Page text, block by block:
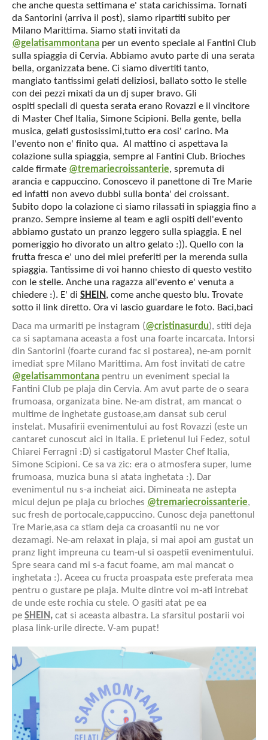
che anche questa settimana e' stata carichissima. Tornati
da Santorini (arriva il post), siamo ripartiti subito per
Milano Marittima. Siamo stati invitati da
@gelatisammontana per un evento speciale al Fantini Club
sulla spiaggia di Cervia. Abbiamo avuto parte di una serata
bella, organizzata bene. Ci siamo divertiti tanto,
mangiato tantissimi gelati deliziosi, ballato sotto le stelle
con dei pezzi mixati da un dj super bravo. Gli
ospiti speciali di questa serata erano Rovazzi e il vincitore
di Master Chef Italia, Simone Scipioni. Bella gente, bella
musica, gelati gustosissimi,tutto era cosi' carino. Ma
l'evento non e' finito qua. Al mattino ci aspettava la
colazione sulla spiaggia, sempre al Fantini Club. Brioches
calde firmate @tremariecroissanterie, spremuta di
arancia e cappuccino. Conoscevo il panettone di Tre Marie
ed infatti non avevo dubbi sulla bonta' dei croissant.
Subito dopo la colazione ci siamo rilassati in spiaggia fino a
pranzo. Sempre insieme al team e agli ospiti dell'evento
abbiamo gustato un pranzo leggero sulla spiaggia. E nel
pomeriggio ho divorato un altro gelato :)). Quello con la
frutta fresca e' uno dei miei preferiti per la merenda sulla
spiaggia. Tantissime di voi hanno chiesto di questo vestito
con le stelle. Anche una ragazza all'evento e' venuta a
chiedere :). E' di SHEIN, come anche questo blu. Trovate
sotto il link diretto. Ora vi lascio guardare le foto. Baci,baci
Daca ma urmariti pe instagram (@cristinasurdu), stiti deja
ca si saptamana aceasta a fost una foarte incarcata. Intorsi
din Santorini (foarte curand fac si postarea), ne-am pornit
imediat spre Milano Marittima. Am fost invitati de catre
@gelatisammontana pentru un eveniment special la
Fantini Club pe plaja din Cervia. Am avut parte de o seara
frumoasa, organizata bine. Ne-am distrat, am mancat o
multime de inghetate gustoase,am dansat sub cerul
instelat. Musafirii evenimentului au fost Rovazzi (este un
cantaret cunoscut aici in Italia. E prietenul lui Fedez, sotul
Chiarei Ferragni :D) si castigatorul Master Chef Italia,
Simone Scipioni. Ce sa va zic: era o atmosfera super, lume
frumoasa, muzica buna si atata inghetata :). Dar
evenimentul nu s-a incheiat aici. Dimineata ne astepta
micul dejun pe plaja cu brioches @tremariecroissanterie,
suc fresh de portocale,cappuccino. Cunosc deja panettonul
Tre Marie,asa ca stiam deja ca croasantii nu ne vor
dezamagi. Ne-am relaxat in plaja, si mai apoi am gustat un
pranz light impreuna cu team-ul si oaspetii evenimentului.
Spre seara cand mi s-a facut foame, am mai mancat o
inghetata :). Aceea cu fructa proaspata este preferata mea
pentru o gustare pe plaja. Multe dintre voi m-ati intrebat
de unde este rochia cu stele. O gasiti atat pe ea
pe SHEIN, cat si aceasta albastra. La sfarsitul postarii voi
plasa link-urile directe. V-am pupat!